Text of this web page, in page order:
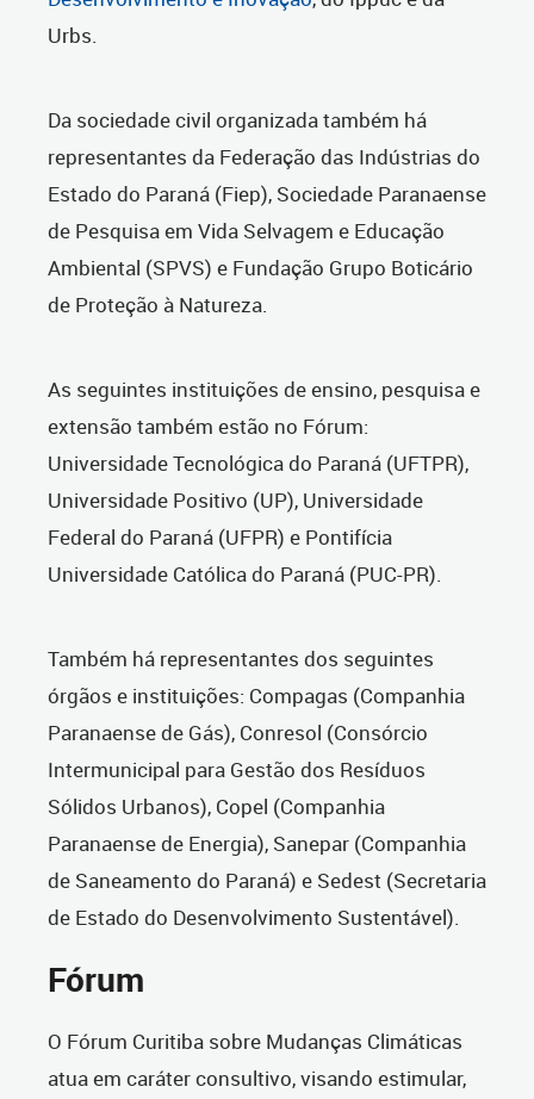
Urbs.
Da sociedade civil organizada também há
representantes da Federação das Indústrias do
Estado do Paraná (Fiep), Sociedade Paranaense
de Pesquisa em Vida Selvagem e Educação
Ambiental (SPVS) e Fundação Grupo Boticário
de Proteção à Natureza.
As seguintes instituições de ensino, pesquisa e
extensão também estão no Fórum:
Universidade Tecnológica do Paraná (UFTPR),
Universidade Positivo (UP), Universidade
Federal do Paraná (UFPR) e Pontifícia
Universidade Católica do Paraná (PUC-PR).
Também há representantes dos seguintes
órgãos e instituições: Compagas (Companhia
Paranaense de Gás), Conresol (Consórcio
Intermunicipal para Gestão dos Resíduos
Sólidos Urbanos), Copel (Companhia
Paranaense de Energia), Sanepar (Companhia
de Saneamento do Paraná) e Sedest (Secretaria
de Estado do Desenvolvimento Sustentável).
Fórum
O Fórum Curitiba sobre Mudanças Climáticas
atua em caráter consultivo, visando estimular,